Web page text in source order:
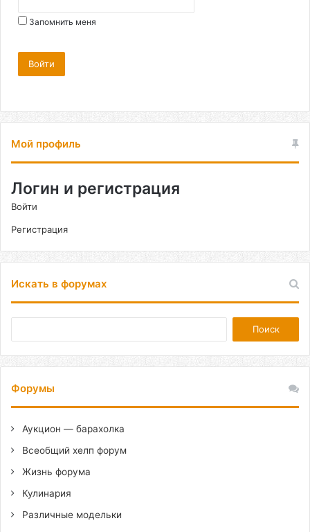
Запомнить меня
Войти
Мой профиль
Логин и регистрация
Войти
Регистрация
Искать в форумах
Форумы
Аукцион — барахолка
Всеобщий хелп форум
Жизнь форума
Кулинария
Различные модельки